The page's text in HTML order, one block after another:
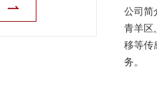
公司简
青羊区
移等传
务。